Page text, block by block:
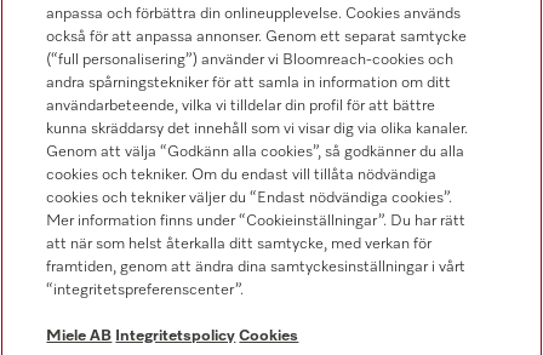
Följ Miele Professional
Integritetspolicy
anpassa och förbättra din onlineupplevelse. Cookies används
också för att anpassa annonser. Genom ett separat samtycke
(“full personalisering”) använder vi Bloomreach-cookies och
andra spårningstekniker för att samla in information om ditt
användarbeteende, vilka vi tilldelar din profil för att bättre
kunna skräddarsy det innehåll som vi visar dig via olika kanaler.
Genom att välja “Godkänn alla cookies”, så godkänner du alla
cookies och tekniker. Om du endast vill tillåta nödvändiga
cookies och tekniker väljer du “Endast nödvändiga cookies”.
Mer information finns under “Cookieinställningar”. Du har rätt
att när som helst återkalla ditt samtycke, med verkan för
framtiden, genom att ändra dina samtyckesinställningar i vårt
“integritetspreferenscenter”.
Miele AB Integritetspolicy Cookies